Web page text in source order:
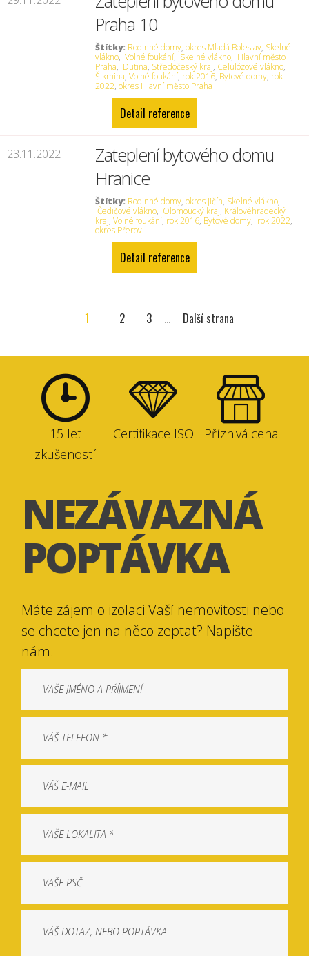
Praha 10
Štítky: Rodinné domy,okres Mladá Boleslav, Skelné
vlákno, Volné foukání, Skelné vlákno, Hlavní město
Praha, Dutina, Středočeský kraj, Celulózové vlákno,
Šikmina,Volné foukání, rok 2016, Bytové domy, rok
2022,okres Hlavní město Praha
Detail reference
23.11.2022
Zateplení bytového domu
Hranice
Štítky: Rodinné domy,okres Jičín, Skelné vlákno,
Čedičové vlákno, Olomoucký kraj, Královéhradecký
kraj,Volné foukání, rok 2016, Bytové domy, rok 2022,
okres Přerov
Detail reference
1 2 3 ... Další strana
15 let
zkušeností
Certifikace ISO Příznivá cena
NEZÁVAZNÁ
POPTÁVKA
Máte zájem o izolaci Vaší nemovitosti nebo
se chcete jen na něco zeptat? Napište
nám.